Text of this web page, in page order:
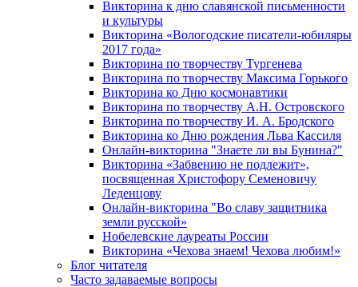
Викторина к дню славянской письменности
и культуры
Викторина «Вологодские писатели-юбиляры
2017 года»
Викторина по творчеству Тургенева
Викторина по творчеству Максима Горького
Викторина ко Дню космонавтики
Викторина по творчеству А.Н. Островского
Викторина по творчеству И. А. Бродского
Викторина ко Дню рождения Льва Кассиля
Онлайн-викторина "Знаете ли вы Бунина?"
Викторина «Забвению не подлежит»,
посвященная Христофору Семеновичу
Леденцову
Онлайн-викторина "Во славу защитника
земли русской»
Нобелевские лауреаты России
Викторина «Чехова знаем! Чехова любим!»
Блог читателя
Часто задаваемые вопросы